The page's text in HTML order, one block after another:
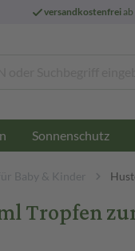
versandkostenfrei
Sonnenschutz
Baby & Kinder
Tropfen